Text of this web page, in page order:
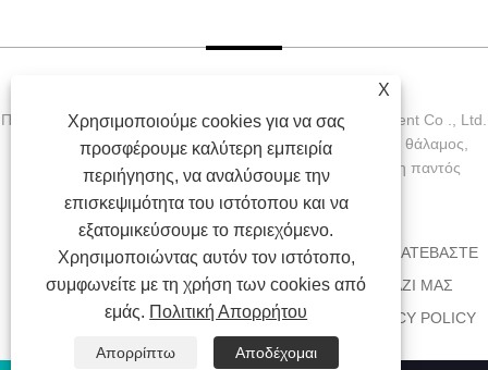
Πνευματικά δικαιώματα © 2022 Symor Instrument Equipment Co ., Ltd.
Περιβαλλοντικός θάλαμος δοκιμών, Ηλεκτρονικός ξηρός θάλαμος,
θάλαμος δοκιμής επιτάχυνσης καιρού με την επιφύλαξη παντός
δικαιώματος.
ΣΧΕΤΙΚΆ ΜΕ ΕΜΆΣ ΠΡΟΪΌΝΤΑ ΝΈΑ
ΚΑΤΕΒΆΣΤΕ
ΑΠΟΣΤΟΛΉ ΕΡΏΤΗΣΗΣ
ΕΠΙΚΟΙΝΩΝΉΣΤΕ ΜΑΖΊ ΜΑΣ
ΣΥΝΔΈΣΕΙΣ
SITEMAP RSS XML PRIVACY POLICY
X
Χρησιμοποιούμε cookies για να σας
προσφέρουμε καλύτερη εμπειρία
περιήγησης, να αναλύσουμε την
επισκεψιμότητα του ιστότοπου και να
εξατομικεύσουμε το περιεχόμενο.
Χρησιμοποιώντας αυτόν τον ιστότοπο,
συμφωνείτε με τη χρήση των cookies από
εμάς. Πολιτική Απορρήτου
Απορρίπτω Αποδέχομαι